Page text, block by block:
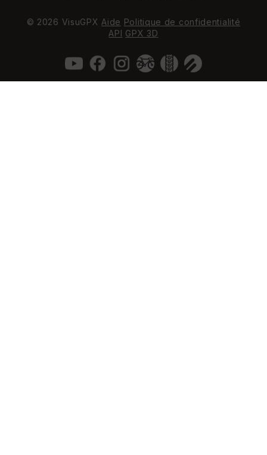
© 2026 VisuGPX Aide Politique de confidentialité
API GPX 3D